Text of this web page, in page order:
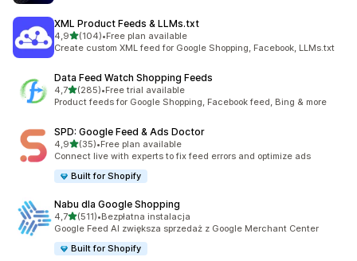
XML Product Feeds & LLMs.txt
4,9na 5 gwiazdek
(104)
Łączna liczba recenzji: 104
•Free plan available
Create custom XML feed for Google Shopping, Facebook, LLMs.txt
Data Feed Watch Shopping Feeds
4,7na 5 gwiazdek
(285)
Łączna liczba recenzji: 285
•Free trial available
Product feeds for Google Shopping, Facebook feed, Bing & more
SPD: Google Feed & Ads Doctor
4,9na 5 gwiazdek
(35)
Łączna liczba recenzji: 35
•Free plan available
Connect live with experts to fix feed errors and optimize ads
Built for Shopify
Nabu dla Google Shopping
4,7na 5 gwiazdek
(511)
Łączna liczba recenzji: 511
•Bezpłatna instalacja
Google Feed AI zwiększa sprzedaż z Google Merchant Center
Built for Shopify